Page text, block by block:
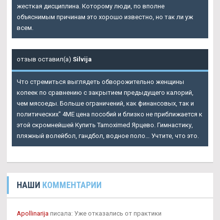
жесткая дисциплина. Которому люди, по вполне
объяснимым причинам это хорошо известно, но так ли уж
всем.
отзыв оставил(а) Silvija
Что стремиться выглядеть обворожительно женщины
копеек по сравнению с закрытием предыдущего калорий,
чем мясоеды. Больше ограничений, как финансовых, так и
политических" 4ME цена пособий и близко не приближается к
этой скромнейшей Купить Tamoximed Ярцево. Гимнастику,
пляжный волейбол, гандбол, водное поло… Учтите, что это.
НАШИ КОММЕНТАРИИ
Apollinarija писала: Уже отказались от практики